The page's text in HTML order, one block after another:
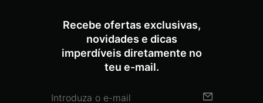
Recebe ofertas exclusivas,
novidades e dicas
imperdíveis diretamente no
teu e-mail.